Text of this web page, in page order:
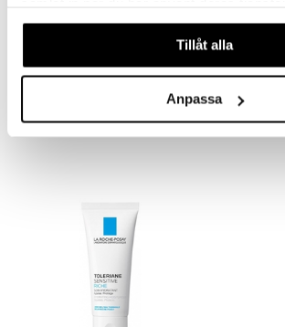
våra cookies vid fortsatt användande av
Tillåt alla
Anpassa
Nutritic Intense Riche
25,90 €
Thermal
9,90 €